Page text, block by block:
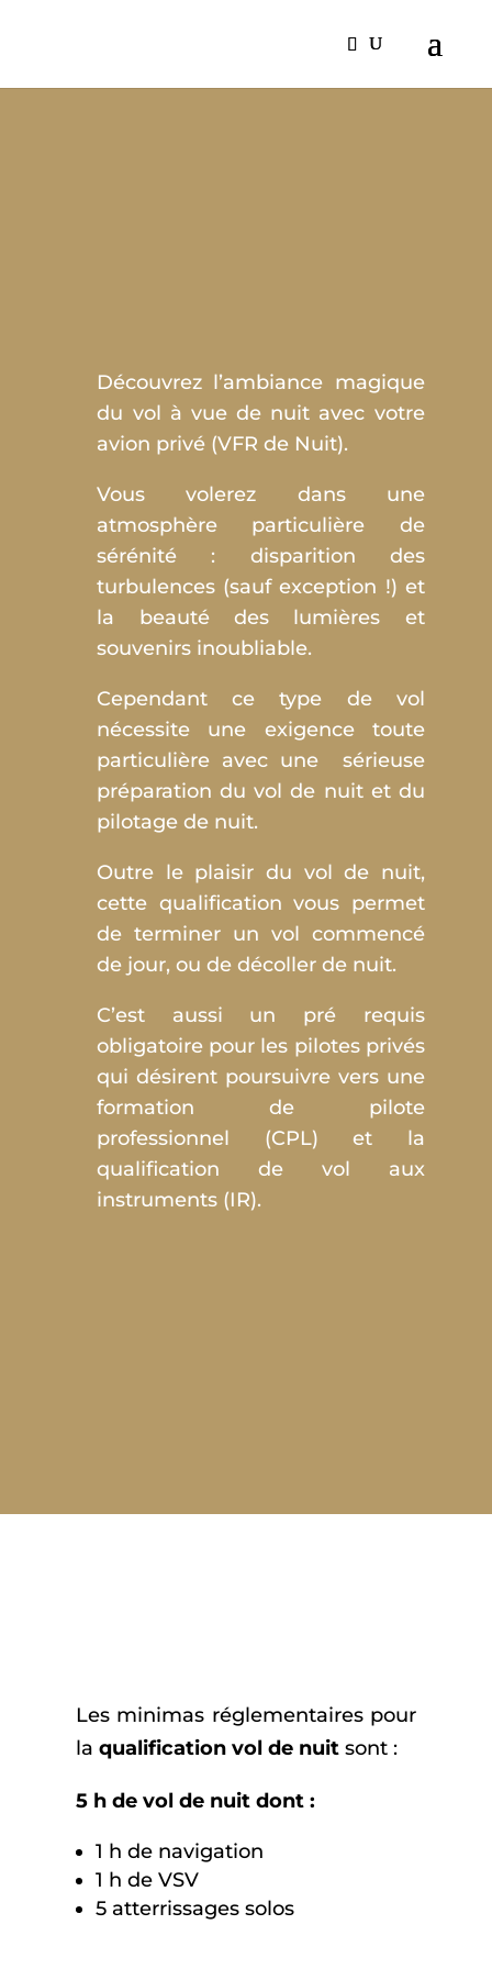
Découvrez l’ambiance magique
du vol à vue de nuit avec votre
avion privé (VFR de Nuit).
Vous volerez dans une
atmosphère particulière de
sérénité : disparition des
turbulences (sauf exception !) et
la beauté des lumières et
souvenirs inoubliable.
Cependant ce type de vol
nécessite une exigence toute
particulière avec une sérieuse
préparation du vol de nuit et du
pilotage de nuit.
Outre le plaisir du vol de nuit,
cette qualification vous permet
de terminer un vol commencé
de jour, ou de décoller de nuit.
C’est aussi un pré requis
obligatoire pour les pilotes privés
qui désirent poursuivre vers une
formation de pilote
professionnel (CPL) et la
qualification de vol aux
instruments (IR).
Les minimas réglementaires pour
la qualification vol de nuitsont :
5 h de vol de nuit dont :
1 h de navigation
1 h de VSV
5 atterrissages solos